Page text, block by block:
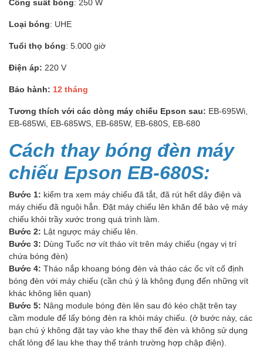
Công suất bóng: 250 W
Loại bóng: UHE
Tuổi thọ bóng: 5.000 giờ
Điện áp: 220 V
Bảo hành: 12 tháng
Tương thích với các dòng máy chiếu Epson sau: EB-695Wi,
EB-685Wi, EB-685WS, EB-685W, EB-680S, EB-680
Cách thay bóng đèn máy
chiếu Epson EB-680S:
Bước 1: kiểm tra xem máy chiếu đã tắt, đã rút hết dây điện và
máy chiếu đã nguội hẳn. Đặt máy chiếu lên khăn để bảo vệ máy
chiếu khỏi trầy xước trong quá trình làm.
Bước 2: Lật ngược máy chiếu lên.
Bước 3: Dùng Tuốc nơ vít tháo vít trên máy chiếu (ngay vị trí
chứa bóng đèn)
Bước 4: Tháo nắp khoang bóng đèn và tháo các ốc vít cố định
bóng đèn với máy chiếu (cần chú ý là không đụng đến những vít
khác không liên quan)
Bước 5: Nâng module bóng đèn lên sau đó kéo chặt trên tay
cầm module để lấy bóng đèn ra khỏi máy chiếu. (ở bước này, các
bạn chú ý không đặt tay vào khe thay thế đèn và không sử dụng
chất lỏng để lau khe thay thế tránh trường hợp chập điện).